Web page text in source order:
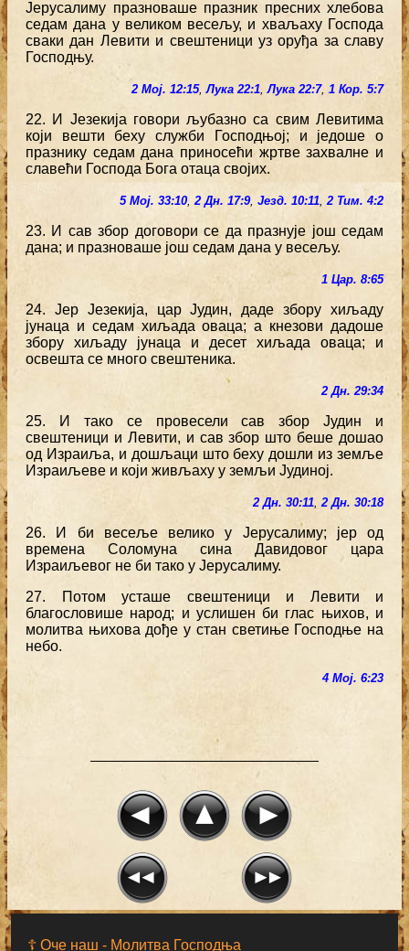
☦ Оче наш - Moлитва Господња
Јерусалиму празноваше празник пресних хлебова
седам дана у великом весељу, и хваљаху Господа
сваки дан Левити и свештеници уз оруђа за славу
Господњу.
2 Мој. 12:15,Лука 22:1,Лука 22:7, 1 Кор. 5:7
22. И Језекија говори љубазно са свим Левитима
који вешти беху служби Господњој; и једоше о
празнику седам дана приносећи жртве захвалне и
славећи Господа Бога отаца својих.
5 Мој. 33:10,2 Дн. 17:9, Језд. 10:11,2 Тим. 4:2
23. И сав збор договори се да празнује још седам
дана; и празноваше још седам дана у весељу.
1 Цар. 8:65
24. Јер Језекија, цар Јудин, даде збору хиљаду
јунаца и седам хиљада оваца; а кнезови дадоше
збору хиљаду јунаца и десет хиљада оваца; и
освешта се много свештеника.
2 Дн. 29:34
25. И тако се провесели сав збор Јудин и
свештеници и Левити, и сав збор што беше дошао
од Израиља, и дошљаци што беху дошли из земље
Израиљеве и који живљаху у земљи Јудиној.
2 Дн. 30:11,2 Дн. 30:18
26. И би весеље велико у Јерусалиму; јер од
времена Соломуна сина Давидовог цара
Израиљевог не би тако у Јерусалиму.
27. Потом усташе свештеници и Левити и
благословише народ; и услишен би глас њихов, и
молитва њихова дође у стан светиње Господње на
небо.
4 Мој. 6:23